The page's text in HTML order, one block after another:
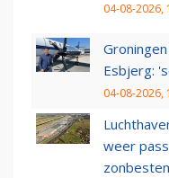
04-08-2026,
Esbjerg:
04-08-2026,
weer